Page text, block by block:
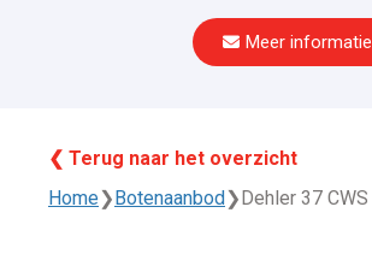
Meer informatie
❮ Terug naar het overzicht
Home❯Botenaanbod❯Dehler 37 CWS